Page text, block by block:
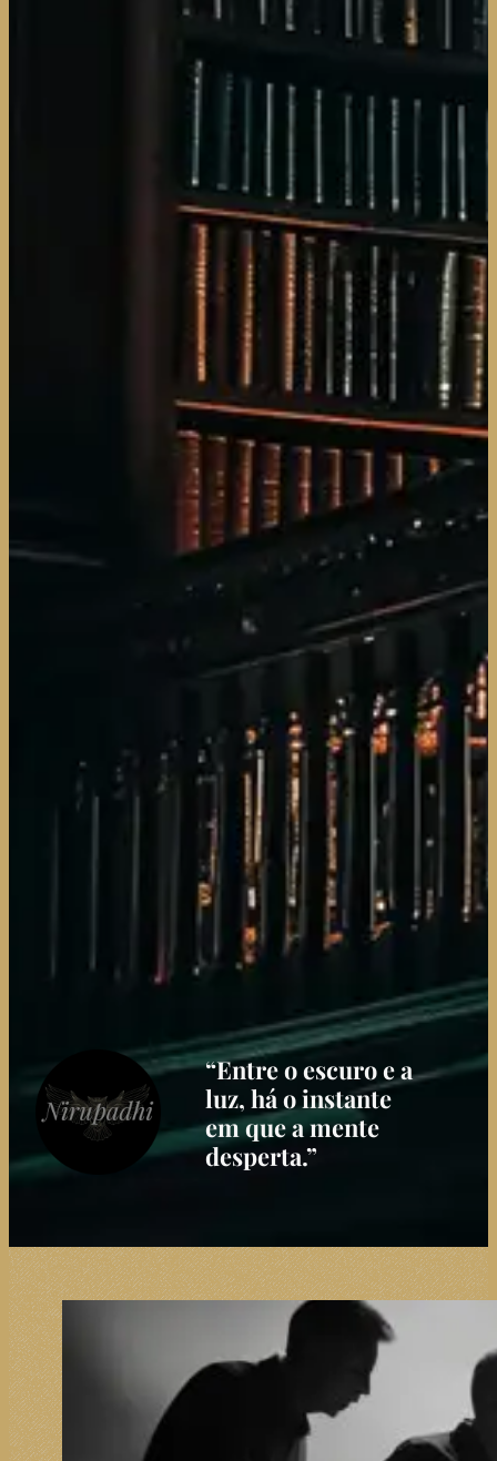
“Entre o escuro e a
luz, há o instante
em que a mente
desperta.”